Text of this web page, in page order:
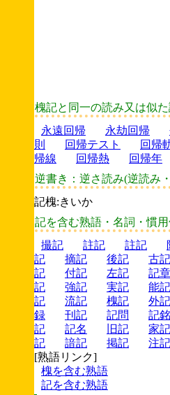
槐記と同一の読み又は似
永遠回帰
永劫回帰
則
回帰テスト 回帰
帰線
回帰熱 回帰年
逆書き：逆さ読み(逆読み
記槐:きいか
記を含む熟語・名詞・慣
撮記
註記 註記
記
摘記 後記 古記
記
付記 左記 記章
記
強記 実記 能記
記
流記 槐記 外記
録
刊記 記問 記銘
記
記名 旧記 家記
記
諳記 掲記 注記
[熟語リンク]
槐を含む熟語
記を含む熟語